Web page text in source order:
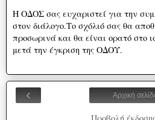
Η ΟΔΟΣ σας ευχαριστεί για την
στον διάλογο.Το σχόλιό σας θα
προσωρινά και θα είναι ορατό στο
μετά την έγκριση της ΟΔΟΥ.
‹ Αρχική
Προβολή